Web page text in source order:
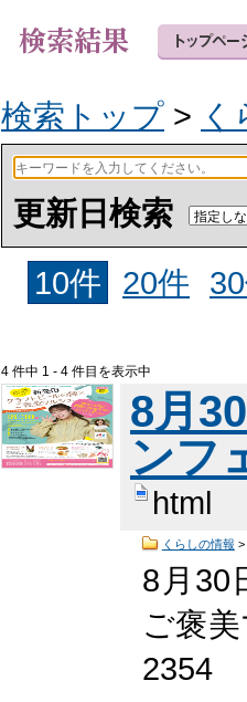
検索トップ > く
更新日検索
10件
20件
4 件中 1 - 4 件目を表示中
8月
ンフ
html
くらしの情報 >
8月30
ご褒